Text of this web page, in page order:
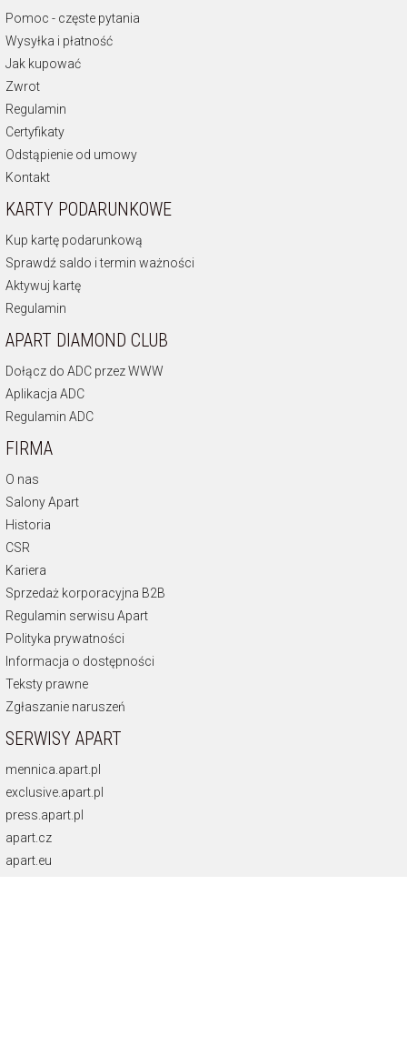
Pomoc - częste pytania
Wysyłka i płatność
Jak kupować
Zwrot
Regulamin
Certyfikaty
Odstąpienie od umowy
Kontakt
KARTY PODARUNKOWE
Kup kartę podarunkową
Sprawdź saldo i termin ważności
Aktywuj kartę
Regulamin
APART DIAMOND CLUB
Dołącz do ADC przez WWW
Aplikacja ADC
Regulamin ADC
FIRMA
O nas
Salony Apart
Historia
CSR
Kariera
Sprzedaż korporacyjna B2B
Regulamin serwisu Apart
Polityka prywatności
Informacja o dostępności
Teksty prawne
Zgłaszanie naruszeń
SERWISY APART
mennica.apart.pl
exclusive.apart.pl
press.apart.pl
apart.cz
apart.eu